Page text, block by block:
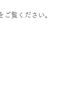
覧ください。